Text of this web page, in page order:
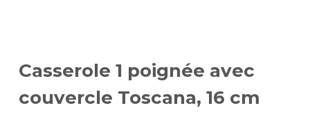
Casserole 1 poignée avec
couvercle Toscana, 16 cm